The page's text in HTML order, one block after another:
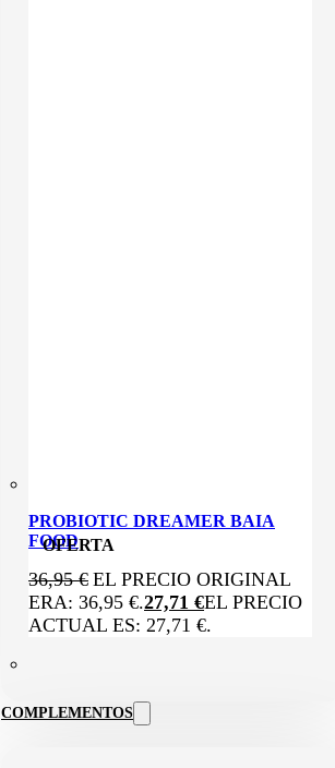
OFERTA
PROBIOTIC DREAMER BAIA
FOOD
36,95€ EL PRECIO ORIGINAL
ERA: 36,95 €.27,71 €EL PRECIO
ACTUAL ES: 27,71 €.
COMPLEMENTOS